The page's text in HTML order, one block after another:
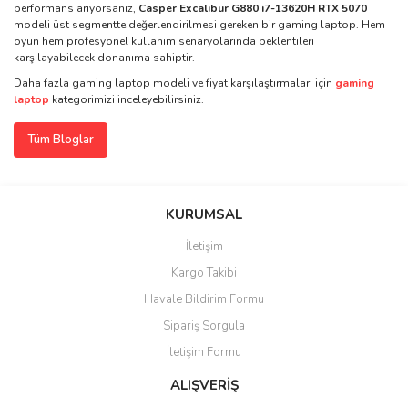
performans arıyorsanız, Casper Excalibur G880 i7-13620H RTX 5070
modeli üst segmentte değerlendirilmesi gereken bir gaming laptop. Hem
oyun hem profesyonel kullanım senaryolarında beklentileri
karşılayabilecek donanıma sahiptir.
Daha fazla gaming laptop modeli ve fiyat karşılaştırmaları için gaming
laptop kategorimizi inceleyebilirsiniz.
Tüm Bloglar
KURUMSAL
İletişim
Kargo Takibi
Havale Bildirim Formu
Sipariş Sorgula
İletişim Formu
ALIŞVERİŞ